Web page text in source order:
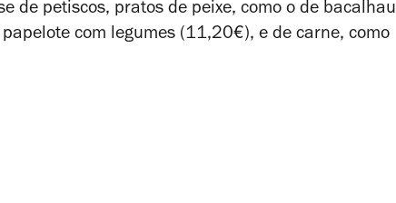
de petiscos, pratos de peixe, como o de bacalhau
com legumes (11,20€), e de carne, como